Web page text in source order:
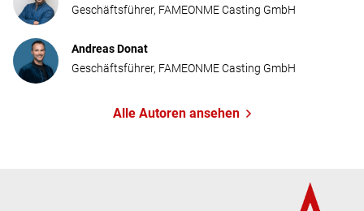
Geschäftsführer, FAMEONME Casting GmbH
Andreas Donat
Geschäftsführer, FAMEONME Casting GmbH
Alle Autoren ansehen